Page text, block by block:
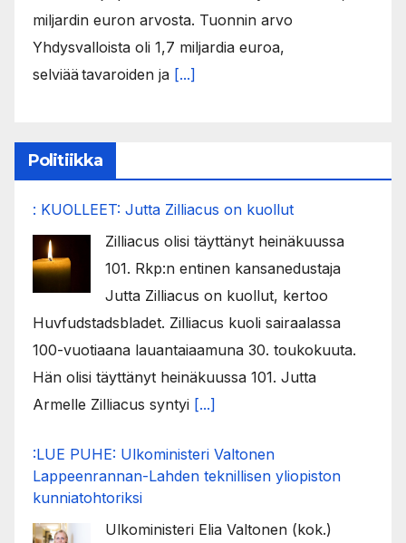
miljardin euron arvosta. Tuonnin arvo
Yhdysvalloista oli 1,7 miljardia euroa,
selviää tavaroiden ja [...]
Politiikka
: KUOLLEET: Jutta Zilliacus on kuollut
Zilliacus olisi täyttänyt heinäkuussa
101. Rkp:n entinen kansanedustaja
Jutta Zilliacus on kuollut, kertoo
Huvfudstadsbladet. Zilliacus kuoli sairaalassa
100-vuotiaana lauantaiaamuna 30. toukokuuta.
Hän olisi täyttänyt heinäkuussa 101. Jutta
Armelle Zilliacus syntyi [...]
:LUE PUHE: Ulkoministeri Valtonen
Lappeenrannan-Lahden teknillisen yliopiston
kunniatohtoriksi
Ulkoministeri Elia Valtonen (kok.)